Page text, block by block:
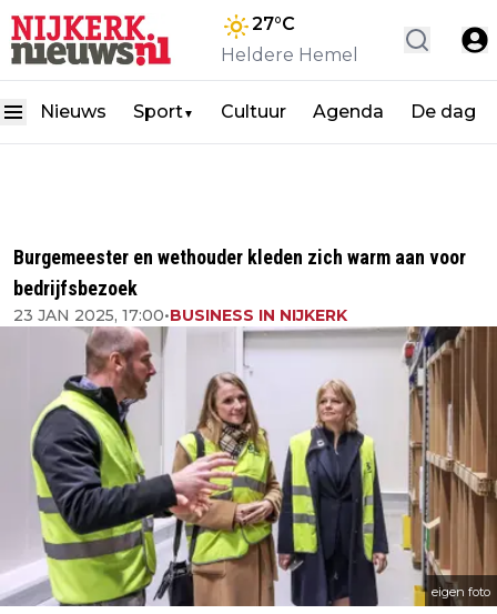
27°C
Heldere Hemel
Nieuws Sport▼ Cultuur Agenda De dag
Burgemeester en wethouder kleden zich warm aan voor
bedrijfsbezoek
23 JAN 2025, 17:00•BUSINESS IN NIJKERK
eigen foto